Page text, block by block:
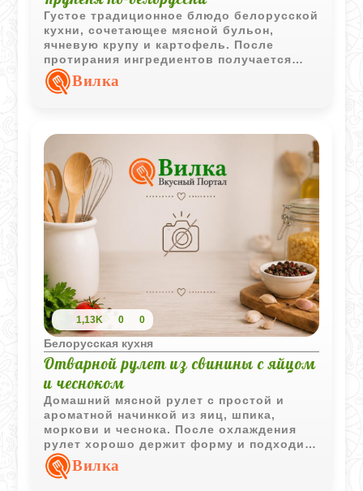
Густое традиционное блюдо белорусской
кухни, сочетающее мясной бульон,
ячневую крупу и картофель. После
протирания ингредиентов получается
насыщенная кремообразная текстура с
ярким вкусом поджаренного сала и лука.
Вилка
1,13K 0 0
Белорусская кухня
Отварной рулет из свинины с яйцом
и чесноком
Домашний мясной рулет с простой и
ароматной начинкой из яиц, шпика,
моркови и чеснока. После охлаждения
рулет хорошо держит форму и подходит
как для праздничной нарезки, так и для
повседневного стола.
Вилка